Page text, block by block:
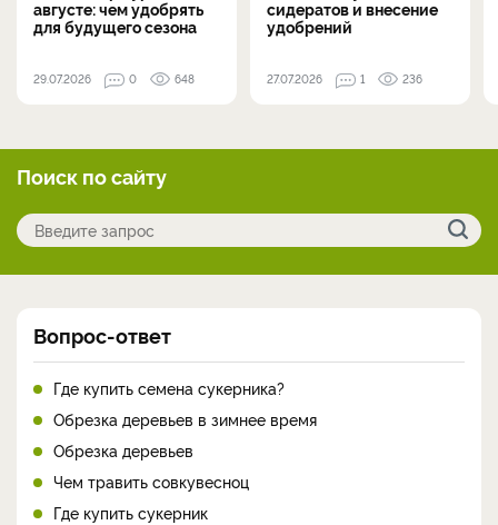
августе: чем удобрять
для будущего сезона
29.07.2026 0 648
сидератов и внесение
удобрений
27.07.2026 1 236
Поиск по сайту
Вопрос-ответ
Где купить семена сукерника?
Обрезка деревьев в зимнее время
Обрезка деревьев
Чем травить совкувесноц
Где купить сукерник